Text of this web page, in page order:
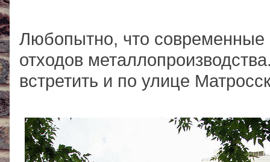
Любопытно, что
отходов
встретить и по улице